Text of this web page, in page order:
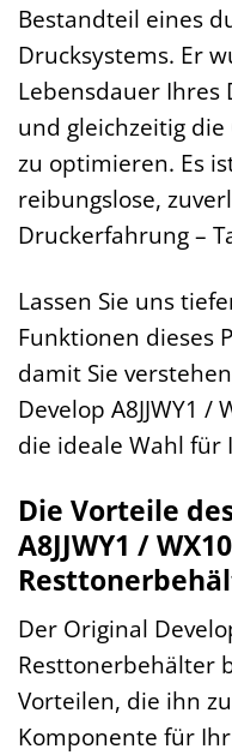
Bestandteil eines
Drucksystems. Er
Lebensdauer Ihres
und gleichzeitig
zu optimieren. Es
reibungslose,
Druckerfahrung –
Lassen Sie uns
Funktionen dieses
damit Sie
Develop A8JJWY1
die ideale Wahl für
Die Vorteile
A8JJWY1 /
Der Original
Resttonerbehälter
Vorteilen, die ihn
Komponente für